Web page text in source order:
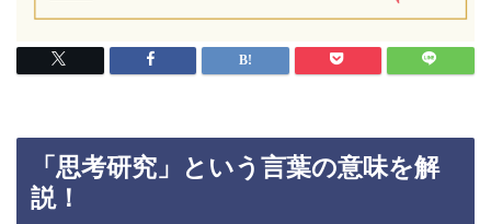
「思考研究」という言葉の意味を解
説！